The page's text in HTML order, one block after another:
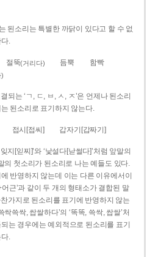
된소리는 특별한 까닭이 있다고 할 수 없
.
절뚝(거리다) 듬뿍
함빡
되는 ‘ㄱ, ㄷ, ㅂ, ㅅ, ㅈ’은 언제나 된소리
된소리로 표기하지 않는다.
접시[접씨] 갑자기[갑짜기]
지[읻찌]’와 ‘낯설다[낟썰다]’처럼 앞말의
의 첫소리가 된소리로 나는 예들도 있다.
반영하지 않는데 이는 다른 이유에서이
어근’과 같이 두 개의 형태소가 결합된 말
찬가지로 된소리를 표기에 반영하지 않는
쓱싹, 쌉쌀하다’의 ‘똑똑, 쓱싹, 쌉쌀’처
는 경우에는 예외적으로 된소리를 표기
.